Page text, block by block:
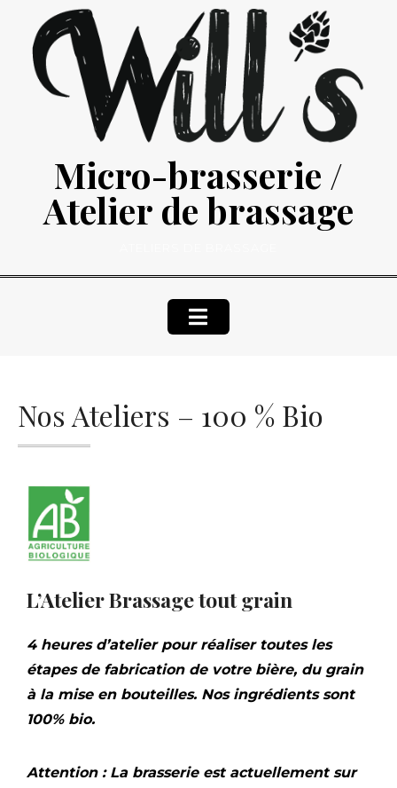
Micro-brasserie /
Atelier de brassage
Nos Ateliers – 100 % Bio
L’Atelier Brassage tout grain
4 heures d’atelier pour réaliser toutes les
étapes de fabrication de votre bière, du grain
à la mise en bouteilles. Nos ingrédients sont
100% bio.
Attention : La brasserie est actuellement sur